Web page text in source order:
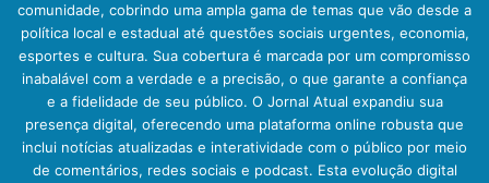
comunidade, cobrindo uma ampla gama de temas que vão desde a
política local e estadual até questões sociais urgentes, economia,
esportes e cultura. Sua cobertura é marcada por um compromisso
inabalável com a verdade e a precisão, o que garante a confiança
e a fidelidade de seu público. O Jornal Atual expandiu sua
presença digital, oferecendo uma plataforma online robusta que
inclui notícias atualizadas e interatividade com o público por meio
de comentários, redes sociais e podcast. Esta evolução digital